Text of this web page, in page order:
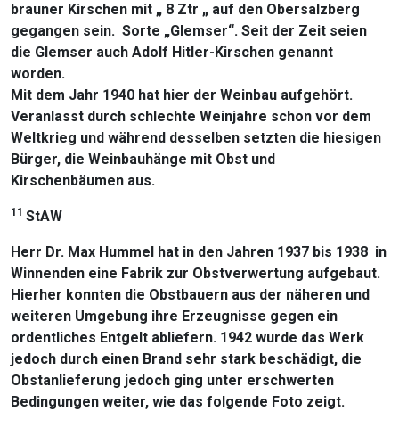
brauner Kirschen mit „ 8 Ztr „ auf den Obersalzberg
gegangen sein. Sorte „Glemser“. Seit der Zeit seien
die Glemser auch Adolf Hitler-Kirschen genannt
worden.
Mit dem Jahr 1940 hat hier der Weinbau aufgehört.
Veranlasst durch schlechte Weinjahre schon vor dem
Weltkrieg und während desselben setzten die hiesigen
Bürger, die Weinbauhänge mit Obst und
Kirschenbäumen aus.
11 StAW
Herr Dr. Max Hummel hat in den Jahren 1937 bis 1938 in
Winnenden eine Fabrik zur Obstverwertung aufgebaut.
Hierher konnten die Obstbauern aus der näheren und
weiteren Umgebung ihre Erzeugnisse gegen ein
ordentliches Entgelt abliefern. 1942 wurde das Werk
jedoch durch einen Brand sehr stark beschädigt, die
Obstanlieferung jedoch ging unter erschwerten
Bedingungen weiter, wie das folgende Foto zeigt.